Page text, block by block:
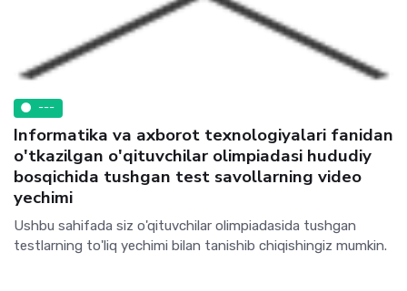
---
Informatika va axborot texnologiyalari fanidan
o'tkazilgan o'qituvchilar olimpiadasi hududiy
bosqichida tushgan test savollarning video
yechimi
Ushbu sahifada siz o'qituvchilar olimpiadasida tushgan
testlarning to'liq yechimi bilan tanishib chiqishingiz mumkin.